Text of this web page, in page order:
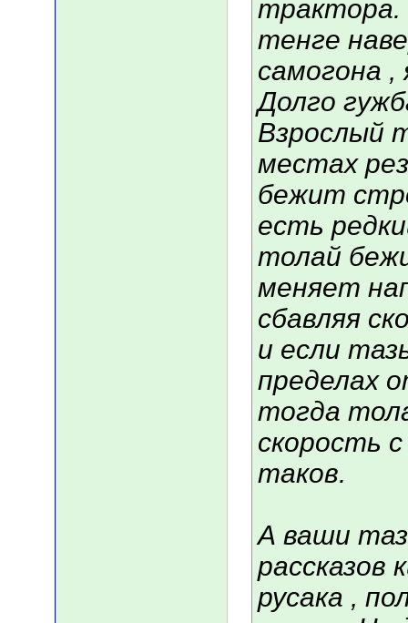
трактора.
тенге
самогона
Долго
Взрослый
местах
бежит
есть
толай
меняет
сбавляя
и если
пределах
тогда
скорость
таков.
А ваши
русака ,